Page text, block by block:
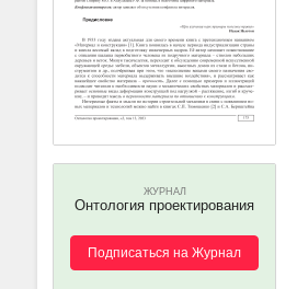
ЖУРНАЛ
Онтология проектирования
Подписаться на Журнал